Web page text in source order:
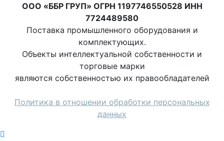
ООО «ББР ГРУП» ОГРН 1197746550528 ИНН
7724489580
Поставка промышленного оборудования и
комплектующих.
Объекты интеллектуальной собственности и
торговые марки
являются собственностью их правообладателей
Политика в отношении обработки персональных
данных